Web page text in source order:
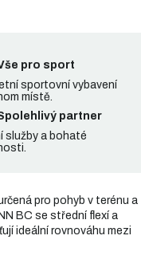
pro sport
sportovní vybavení
místě.
partner
služby a bohaté
pro pohyb v terénu a
BC se střední flexí a
ideální rovnováhu mezi